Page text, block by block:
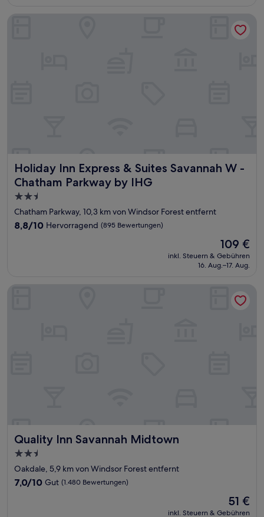
Holiday Inn Express & Suites Savannah W -
Chatham Parkway by IHG
Holiday Inn Express & Suites Savannah W - Chatham
2.5-
Sterne-
Unterkunft
Chatham Parkway, 10,3 km von Windsor Forest entfernt
8.8
8,8/10 Hervorragend (895 Bewertungen)
Der
Preis
beträgt
109 €
inkl. Steuern & Gebühren
16. Aug.–17. Aug.
Holiday Inn Express & Suites Savannah W - Chatham
Quality Inn Savannah Midtown
Quality Inn Savannah Midtown
2.5-
Sterne-
Unterkunft
Oakdale, 5,9 km von Windsor Forest entfernt
7.0
7,0/10 Gut (1.480 Bewertungen)
Der
Preis
51 €
inkl. Steuern & Gebühren